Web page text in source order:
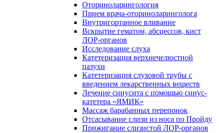
Оториноларингология
Прием врача-оториноларинголога
Внутригортанное вливание
Вскрытие гематом, абсцессов, кист
ЛОР-органов
Исследование слуха
Катетеризация верхнечелюстной
пазухи
Катетеризация слуховой трубы с
введением лекарственных веществ
Лечение синусита с помощью синус-
катетера «ЯМИК»
Массаж барабанных перепонок
Отсасывание слизи из носа по Пройду
Прижигание слизистой ЛОР-органов